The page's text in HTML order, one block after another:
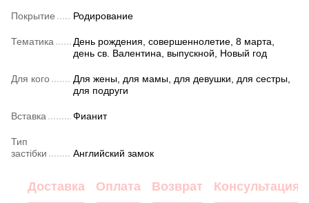
Покрытие Родирование
Тематика
День рождения, совершеннолетие, 8 марта,
день св. Валентина, выпускной, Новый год
Для кого
Для жены, для мамы, для девушки, для сестры,
для подруги
Вставка Фианит
Тип
застібки
Английский замок
Доставка Оплата Возврат Консультация